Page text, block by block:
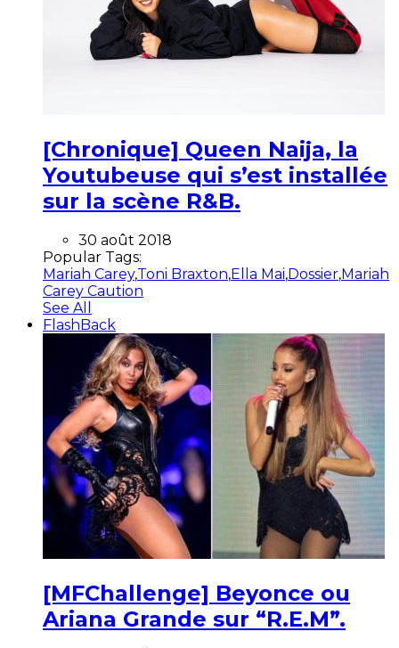
[Chronique] Queen Naija, la
Youtubeuse qui s’est installée
sur la scène R&B.
30 août 2018
Popular Tags:
Mariah Carey,Toni Braxton,Ella Mai,Dossier,Mariah
Carey Caution
See All
FlashBack
[MFChallenge] Beyonce ou
Ariana Grande sur “R.E.M”.